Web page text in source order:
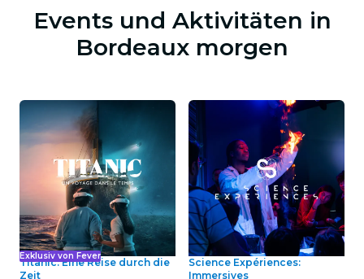
Events und Aktivitäten in
Bordeaux morgen
Exklusiv von Fever
Titanic: Eine Reise durch die
Zeit
Science Expériences:
Immersives